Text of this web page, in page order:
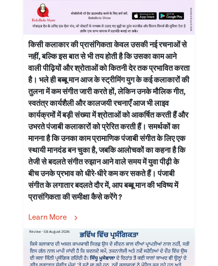
किसी कलाकार की प्रासंगिकता केवल उसकी नई रचनाओं से
नहीं, बल्कि इस बात से भी तय होती है कि उसका काम आने
वाली पीढ़ियों और श्रोताओं को कितनी देर तक प्रभावित करता
है। भले ही बब्बू मान आज के स्ट्रीमिंग युग के कई कलाकारों की
तुलना में कम संगीत जारी करते हों, लेकिन उनके मौलिक गीत,
स्वतंत्र कार्यशैली और कालजयी रचनाएँ आज भी लाइव
कार्यक्रमों में बड़ी संख्या में श्रोताओं को आकर्षित करती हैं और
उभरते पंजाबी कलाकारों को प्रेरित करती हैं। समर्थकों का
मानना है कि उनका काम प्रामाणिक पंजाबी संगीत के लिए एक
स्थायी मानदंड बन चुका है, जबकि आलोचकों का कहना है कि
तेजी से बदलते संगीत रुझान आने वाले समय में युवा पीढ़ी के
बीच उनके प्रभाव को धीरे-धीरे कम कर सकते हैं। पंजाबी
संगीत के लगातार बदलते दौर में, आप बब्बू मान की भविष्य में
प्रासंगिकता की समीक्षा कैसे करेंगे ?
Learn More